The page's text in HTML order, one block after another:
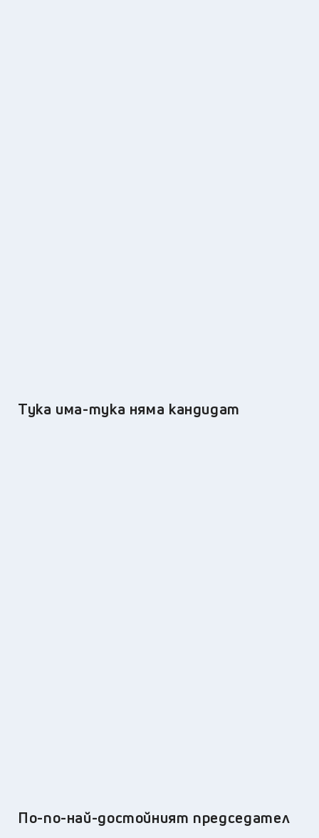
Тука има-тука няма кандидат
По-по-най-достойният председател